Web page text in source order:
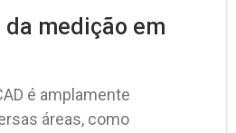
medição em
é amplamente
áreas, como